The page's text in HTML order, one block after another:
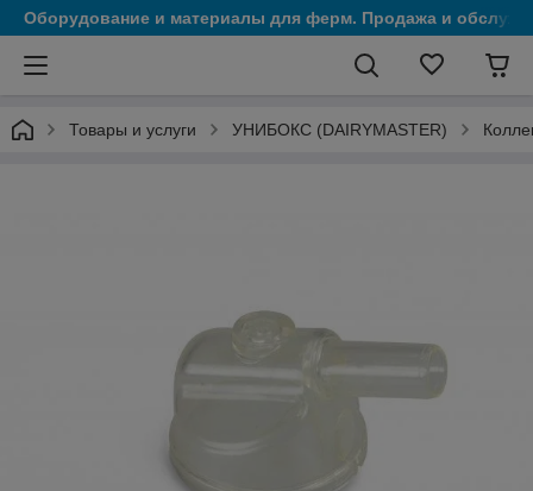
Оборудование и материалы для ферм. Продажа и
Товары и услуги УНИБОКС (DAIRYMASTER)